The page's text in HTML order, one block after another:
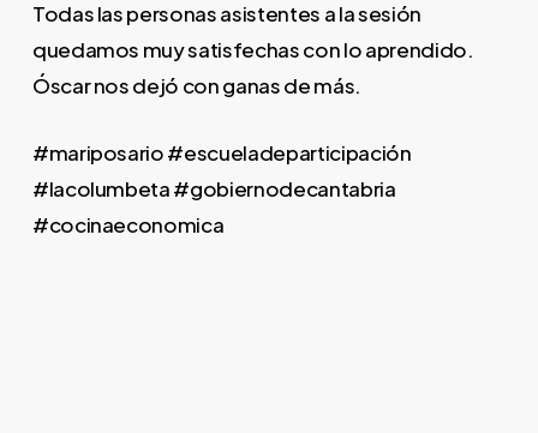
Todas las personas asistentes a la sesión
quedamos muy satisfechas con lo aprendido.
Óscar nos dejó con ganas de más.
#mariposario #escueladeparticipación
#lacolumbeta #gobiernodecantabria
#cocinaeconomica